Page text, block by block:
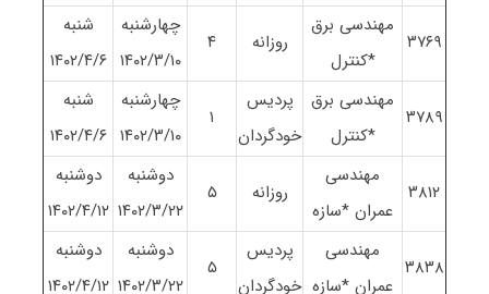
٣٧۶٩
مهندسی برق
*کنترل
روزانه ۴
چهارشنبه
١۴٠٢/٣/١٠
شنبه
١۴٠٢/۴/۶
٣٧٨٩
مهندسی برق
*کنترل
پردیس
خودگردان
١
چهارشنبه
١۴٠٢/٣/١٠
شنبه
١۴٠٢/۴/۶
٣٨١٢
مهندسی
عمران *سازه
روزانه ۵
دوشنبه
١۴٠٢/٣/٢٢
دوشنبه
١۴٠٢/۴/١٢
٣٨٣٨
مهندسی
عمران *سازه
پردیس
خودگردان
۵
دوشنبه
١۴٠٢/٣/٢٢
دوشنبه
١۴٠٢/۴/١٢